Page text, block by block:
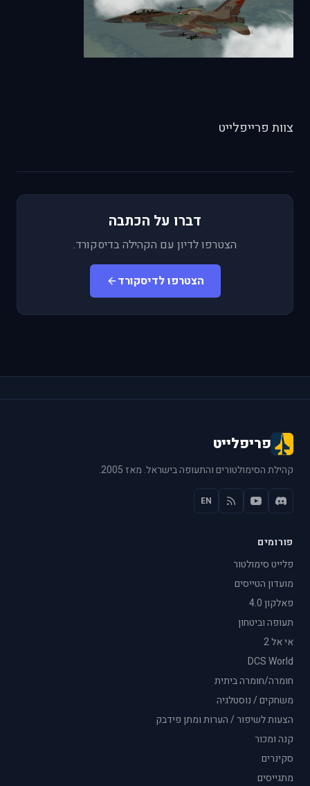
צוות פרייפלייט
דברו על הכתבה
הצטרפו לדיון עם הקהילה בדיסקורד.
הצטרפו לדיסקורד
פריפלייט
קהילת הסימולטורים והתעופה בישראל. מאז 2005.
EN
פורומים
פלייט סימולטור
מועדון הטייסים
פאלקון 4.0
תעופה וביטחון
אי אל 2
DCS World
חומרה/חומרה ביתית
משחקים / נוסטלגיה
הצעות לשיפור / הערות ומתן פידבק
קנה ומכור
סקינרים
מתגייסים